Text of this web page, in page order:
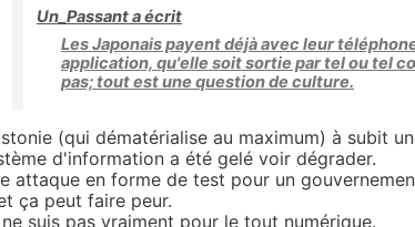
Un_Passant a écrit
Les Japonais payent déjà avec leur
application, qu'elle soit sortie par tel ou tel
pas; tout est une question de culture.
(qui dématérialise au maximum) à subit
d'information a été gelé voir dégrader.
attaque en forme de test pour un
ça peut faire peur.
suis pas vraiment pour le tout numérique.